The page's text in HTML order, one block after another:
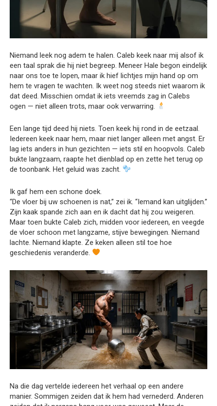
Niemand leek nog adem te halen. Caleb keek naar mij alsof ik
een taal sprak die hij niet begreep. Meneer Hale begon eindelijk
naar ons toe te lopen, maar ik hief lichtjes mijn hand op om
hem te vragen te wachten. Ik weet nog steeds niet waarom ik
dat deed. Misschien omdat ik iets vreemds zag in Calebs
ogen — niet alleen trots, maar ook verwarring.
Een lange tijd deed hij niets. Toen keek hij rond in de eetzaal.
Iedereen keek naar hem, maar niet langer alleen met angst. Er
lag iets anders in hun gezichten — iets stil en hoopvols. Caleb
bukte langzaam, raapte het dienblad op en zette het terug op
de toonbank. Het geluid was zacht.
Ik gaf hem een schone doek.
“De vloer bij uw schoenen is nat,” zei ik. “Iemand kan uitglijden.”
Zijn kaak spande zich aan en ik dacht dat hij zou weigeren.
Maar toen bukte Caleb zich, midden voor iedereen, en veegde
de vloer schoon met langzame, stijve bewegingen. Niemand
lachte. Niemand klapte. Ze keken alleen stil toe hoe
geschiedenis veranderde.
Na die dag vertelde iedereen het verhaal op een andere
manier. Sommigen zeiden dat ik hem had vernederd. Anderen